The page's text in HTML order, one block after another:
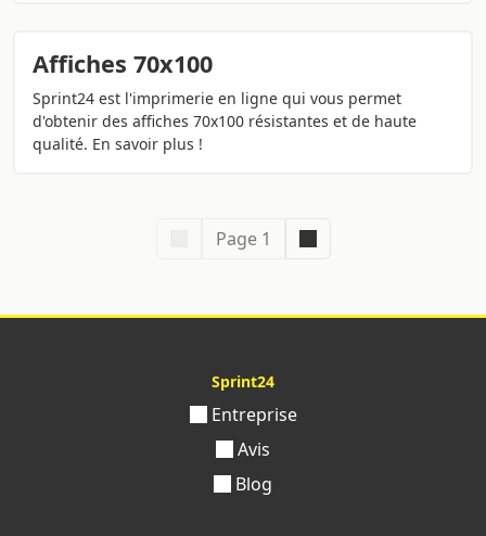
Affiches 70x100
Sprint24 est l'imprimerie en ligne qui vous permet
d'obtenir des affiches 70x100 résistantes et de haute
qualité. En savoir plus !
Page 1
Sprint24
Entreprise
Avis
Blog